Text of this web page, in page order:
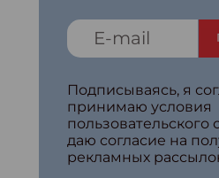
Подписываясь, я
принимаю условия
пользовательского
даю согласие на
рекламных